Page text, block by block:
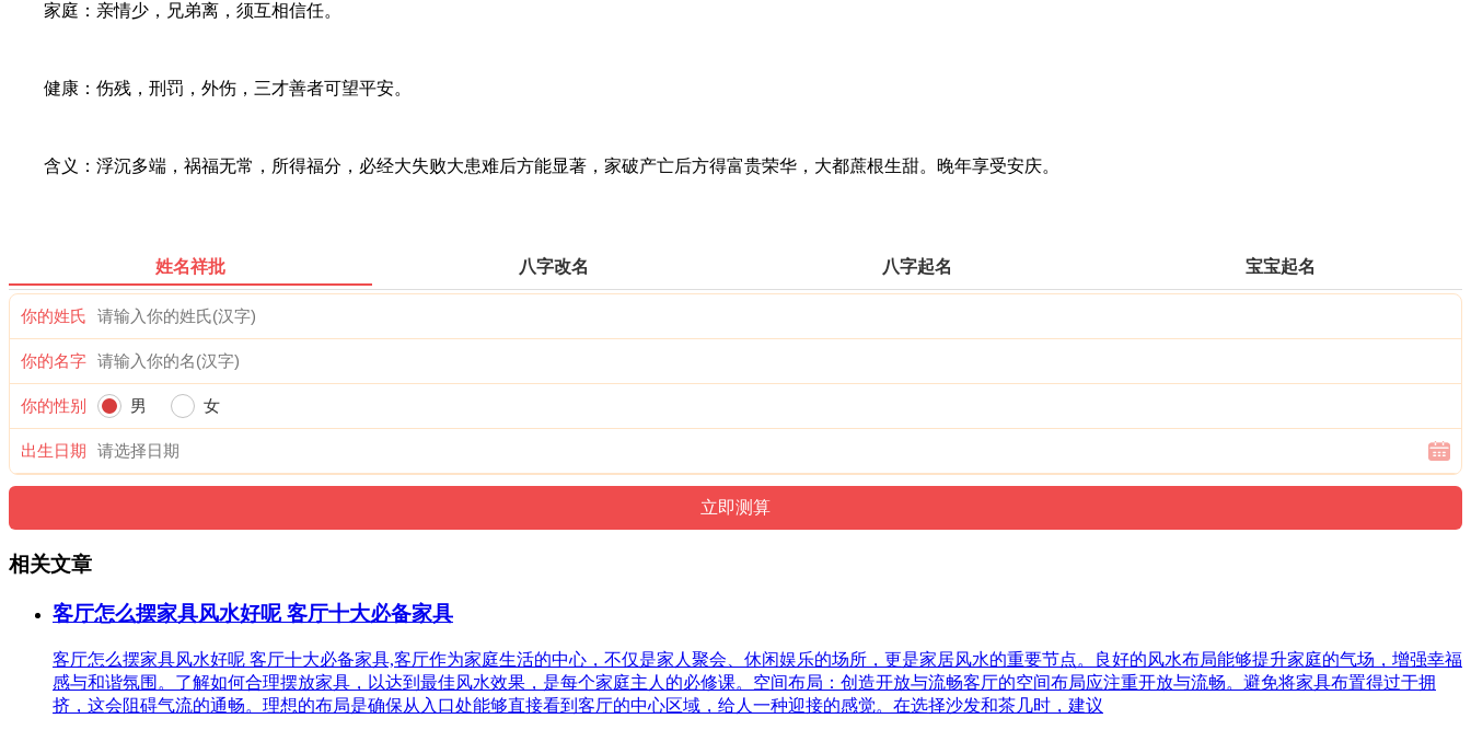
家庭：亲情少，兄弟离，须互相信任。
健康：伤残，刑罚，外伤，三才善者可望平安。
含义：浮沉多端，祸福无常，所得福分，必经大失败大患难后方能显著，家破产亡后方得富贵荣华，大都蔗根生甜。晚年享受安庆。
姓名祥批 八字改名 八字起名 宝宝起名
你的姓氏
你的名字
你的性别 男 女
出生日期
相关文章
客厅怎么摆家具风水好呢 客厅十大必备家具
客厅怎么摆家具风水好呢 客厅十大必备家具,客厅作为家庭生活的中心，不仅是家人聚会、休闲娱乐的场所，更是家居风水的重要节点。良好的风水布局能够提升家庭的气场，增强幸福
感与和谐氛围。了解如何合理摆放家具，以达到最佳风水效果，是每个家庭主人的必修课。空间布局：创造开放与流畅客厅的空间布局应注重开放与流畅。避免将家具布置得过于拥
挤，这会阻碍气流的通畅。理想的布局是确保从入口处能够直接看到客厅的中心区域，给人一种迎接的感觉。在选择沙发和茶几时，建议